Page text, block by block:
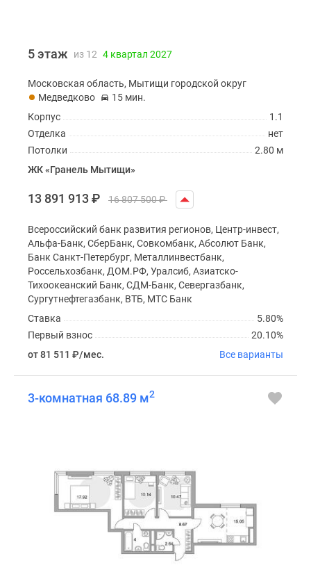
5 этаж из 12 4 квартал 2027
Московская область, Мытищи городской округ
Медведково
15 мин.
1.1
Корпус
нет
Отделка
2.80 м
Потолки
ЖК «Гранель Мытищи»
13 891 913₽ 16 807 500₽
Всероссийский банк развития регионов, Центр-инвест,
Альфа-Банк, СберБанк, Совкомбанк, Абсолют Банк,
Банк Санкт-Петербург, Металлинвестбанк,
Россельхозбанк, ДОМ.РФ, Уралсиб, Азиатско-
Тихоокеанский Банк, СДМ-Банк, Севергазбанк,
Сургутнефтегазбанк, ВТБ, МТС Банк
5.80%
Ставка
20.10%
Первый взнос
от 81 511 ₽/мес. Все варианты
3-комнатная 68.89 м2